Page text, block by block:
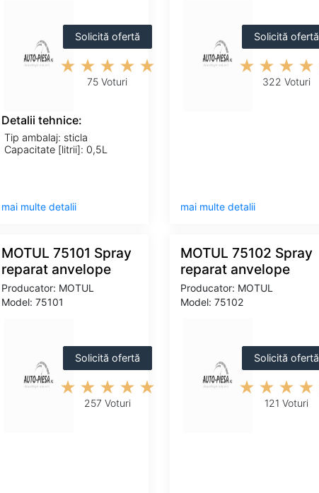
Solicită ofertă
75 Voturi
Detalii tehnice:
Tip ambalaj: sticla
Capacitate [litrii]: 0,5L
mai multe detalii
Solicită ofertă
322 Voturi
mai multe detalii
MOTUL 75101 Spray
reparat anvelope
Producator: MOTUL
Model: 75101
Solicită ofertă
257 Voturi
MOTUL 75102 Spray
reparat anvelope
Producator: MOTUL
Model: 75102
Solicită ofertă
121 Voturi